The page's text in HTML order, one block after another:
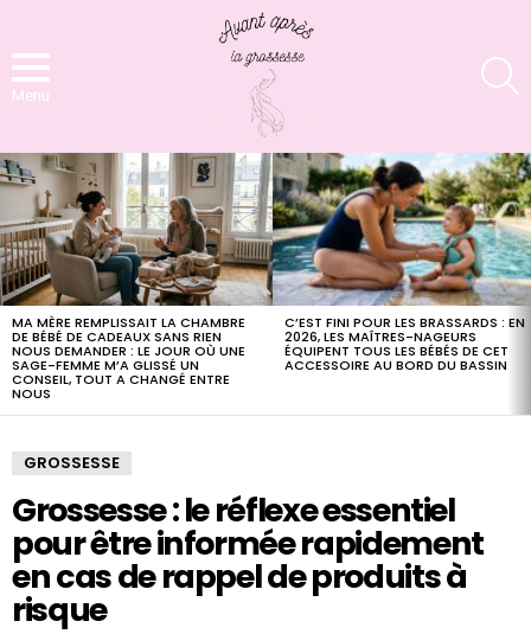
Menu
LATEST
STORIES
MA MÈRE REMPLISSAIT LA CHAMBRE
DE BÉBÉ DE CADEAUX SANS RIEN
NOUS DEMANDER : LE JOUR OÙ UNE
SAGE-FEMME M’A GLISSÉ UN
CONSEIL, TOUT A CHANGÉ ENTRE
NOUS
C’EST FINI POUR LES BRASSARDS : EN
2026, LES MAÎTRES-NAGEURS
ÉQUIPENT TOUS LES BÉBÉS DE CET
ACCESSOIRE AU BORD DU BASSIN
GROSSESSE
Grossesse : le réflexe essentiel
pour être informée rapidement
en cas de rappel de produits à
risque